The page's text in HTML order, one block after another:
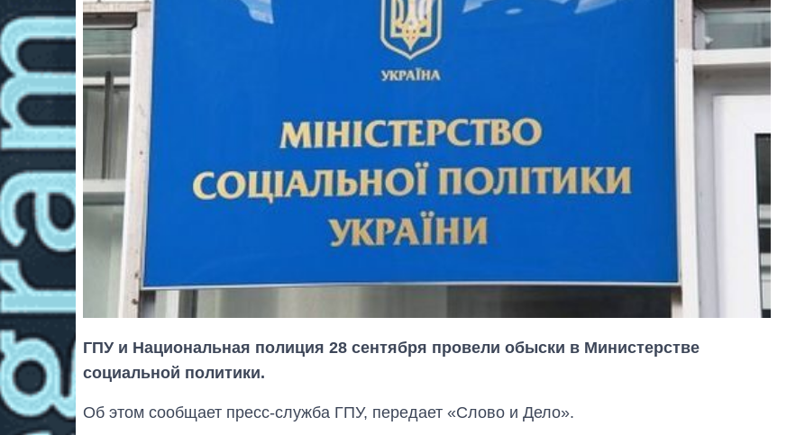
ГПУ и Национальная полиция 28 сентября провели обыски в Министерстве
социальной политики.
Об этом сообщает пресс-служба ГПУ, передает «Слово и Дело».